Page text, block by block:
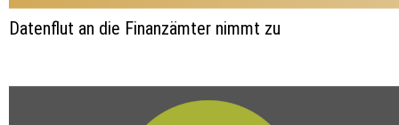
Datenflut an die Finanzämter nimmt zu